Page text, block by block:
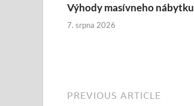
Výhody masívneho nábytku
7. srpna 2026
PREVIOUS ARTICLE